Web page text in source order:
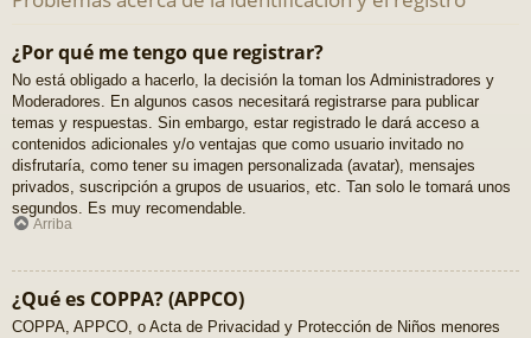
¿Por qué me tengo que registrar?
No está obligado a hacerlo, la decisión la toman los Administradores y
Moderadores. En algunos casos necesitará registrarse para publicar
temas y respuestas. Sin embargo, estar registrado le dará acceso a
contenidos adicionales y/o ventajas que como usuario invitado no
disfrutaría, como tener su imagen personalizada (avatar), mensajes
privados, suscripción a grupos de usuarios, etc. Tan solo le tomará unos
segundos. Es muy recomendable.
Arriba
¿Qué es COPPA? (APPCO)
COPPA, APPCO, o Acta de Privacidad y Protección de Niños menores